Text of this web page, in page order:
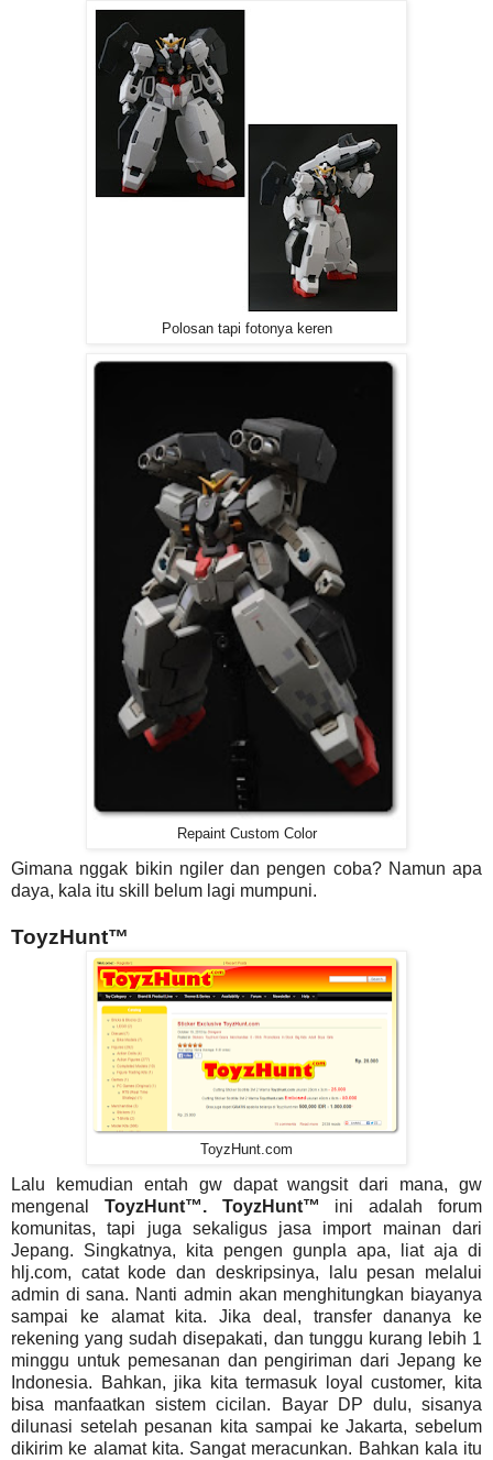
Polosan tapi fotonya keren
Repaint Custom Color
Gimana nggak bikin ngiler dan pengen coba? Namun apa
daya, kala itu skill belum lagi mumpuni.
ToyzHunt™
ToyzHunt.com
Lalu kemudian entah gw dapat wangsit dari mana, gw
mengenal ToyzHunt™. ToyzHunt™ ini adalah forum
komunitas, tapi juga sekaligus jasa import mainan dari
Jepang. Singkatnya, kita pengen gunpla apa, liat aja di
hlj.com, catat kode dan deskripsinya, lalu pesan melalui
admin di sana. Nanti admin akan menghitungkan biayanya
sampai ke alamat kita. Jika deal, transfer dananya ke
rekening yang sudah disepakati, dan tunggu kurang lebih 1
minggu untuk pemesanan dan pengiriman dari Jepang ke
Indonesia. Bahkan, jika kita termasuk loyal customer, kita
bisa manfaatkan sistem cicilan. Bayar DP dulu, sisanya
dilunasi setelah pesanan kita sampai ke Jakarta, sebelum
dikirim ke alamat kita. Sangat meracunkan. Bahkan kala itu